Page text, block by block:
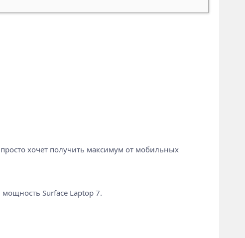
хочет получить максимум от мобильных
Surface Laptop 7.